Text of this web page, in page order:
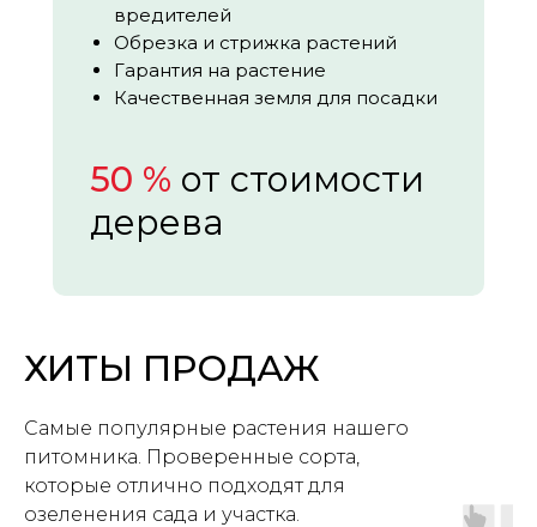
50 % от стоимости
дерева
вредителей
Обрезка и стрижка растений
Гарантия на растение
Качественная земля для посадки
ХИТЫ ПРОДАЖ
Самые популярные растения нашего
питомника. Проверенные сорта,
которые отлично подходят для
озеленения сада и участка.